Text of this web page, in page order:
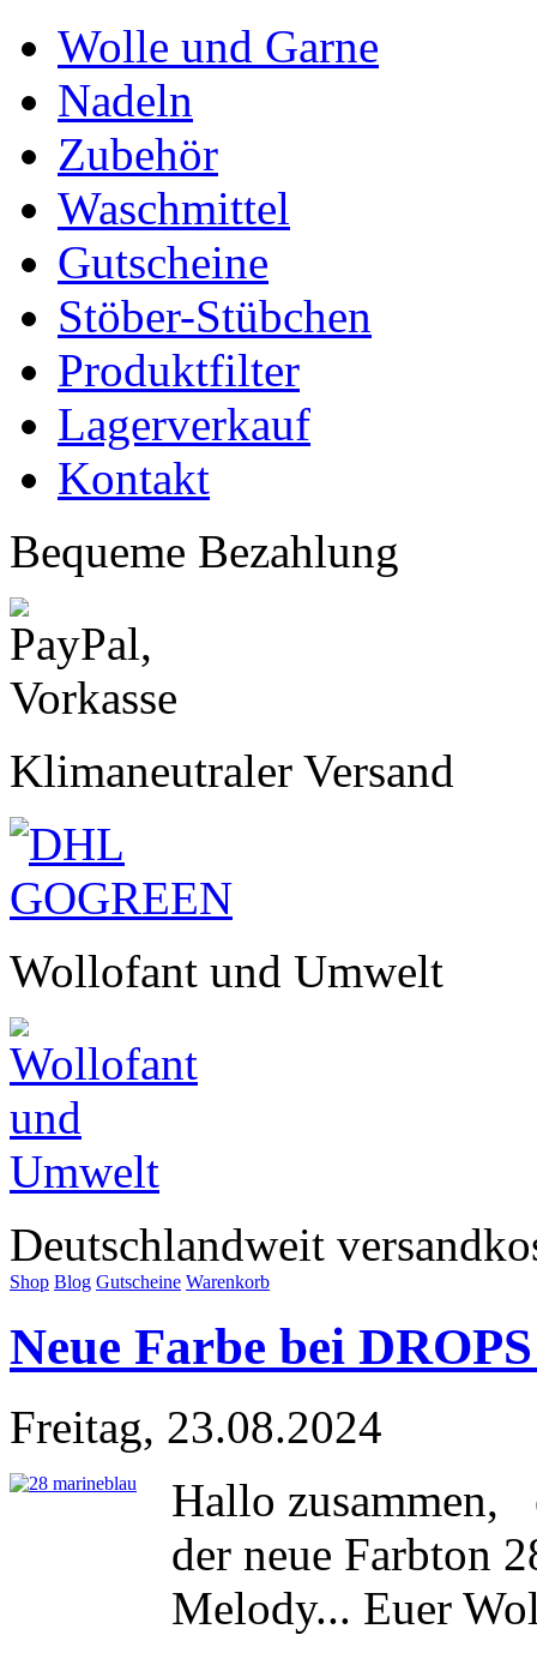
Wolle und Garne
Nadeln
Zubehör
Waschmittel
Gutscheine
Stöber-Stübchen
Produktfilter
Lagerverkauf
Kontakt
Bequeme Bezahlung
Klimaneutraler Versand
Wollofant und Umwelt
Deutschlandweit
Shop Blog Gutscheine Warenkorb
Neue Farbe bei
Freitag, 23.08.2024
Hallo zusammen,
der neue Farbton
Melody... Euer